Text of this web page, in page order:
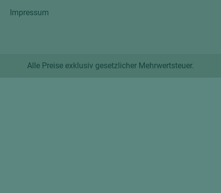
Impressum
Alle Preise exklusiv gesetzlicher Mehrwertsteuer.